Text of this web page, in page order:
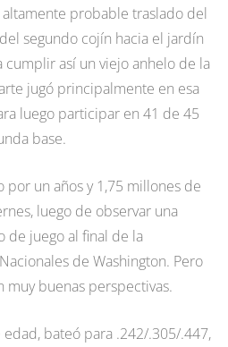
probable traslado del
segundo cojín hacia el jardín
cumplir así un viejo anhelo de la
jugó principalmente en esa
luego participar en 41 de 45
base.
por un años y 1,75 millones de
luego de observar una
de juego al final de la
de Washington. Pero
muy buenas perspectivas.
bateó para .242/.305/.447,